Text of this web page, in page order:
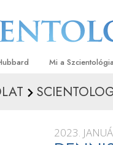
Mi a
Hittételek és
Mit mondanak a
2023.